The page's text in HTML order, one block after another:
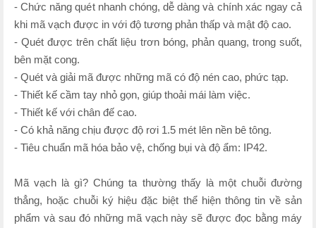
- Chức năng quét nhanh chóng, dễ dàng và chính xác ngay cả
khi mã vạch được in với độ tương phản thấp và mật độ cao.
- Quét được trên chất liệu trơn bóng, phản quang, trong suốt,
bên mặt cong.
- Quét và giải mã được những mã có độ nén cao, phức tạp.
- Thiết kế cầm tay nhỏ gọn, giúp thoải mái làm việc.
- Thiết kế với chân đế cao.
- Có khả năng chịu được độ rơi 1.5 mét lên nền bê tông.
- Tiêu chuẩn mã hóa bảo vệ, chống bụi và độ ẩm: IP42.
Mã vạch là gì? Chúng ta thường thấy là một chuỗi đường
thẳng, hoặc chuỗi ký hiệu đặc biệt thể hiện thông tin về sản
phẩm và sau đó những mã vạch này sẽ được đọc bằng máy